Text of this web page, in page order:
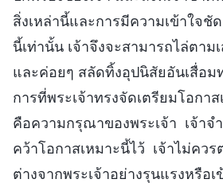
สิ่งเหล่านี้และการมีความเข้าใจชัด
นี้เท่านั้น เจ้าจึงจะสามารถไล่ตาม
และค่อยๆ สลัดทิ้งอุปนิสัยอันเสื่อม
การที่พระเจ้าทรงจัดเตรียมโอกา
คือความกรุณาของพระเจ้า เจ้าจ
คว้าโอกาสเหมาะนี้ไว้ เจ้าไม่ควร
ต่างจากพระเจ้าอย่างรุนแรงหรือ